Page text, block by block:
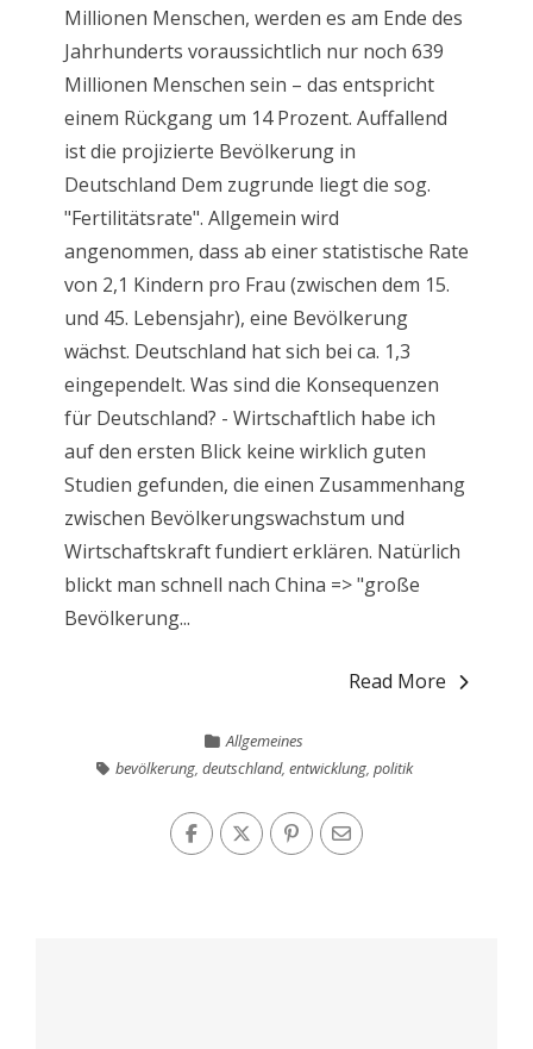
Millionen Menschen, werden es am Ende des
Jahrhunderts voraussichtlich nur noch 639
Millionen Menschen sein – das entspricht
einem Rückgang um 14 Prozent. Auffallend
ist die projizierte Bevölkerung in
Deutschland Dem zugrunde liegt die sog.
"Fertilitätsrate". Allgemein wird
angenommen, dass ab einer statistische Rate
von 2,1 Kindern pro Frau (zwischen dem 15.
und 45. Lebensjahr), eine Bevölkerung
wächst. Deutschland hat sich bei ca. 1,3
eingependelt. Was sind die Konsequenzen
für Deutschland? - Wirtschaftlich habe ich
auf den ersten Blick keine wirklich guten
Studien gefunden, die einen Zusammenhang
zwischen Bevölkerungswachstum und
Wirtschaftskraft fundiert erklären. Natürlich
blickt man schnell nach China => "große
Bevölkerung...
Read More
Allgemeines
bevölkerung, deutschland, entwicklung, politik